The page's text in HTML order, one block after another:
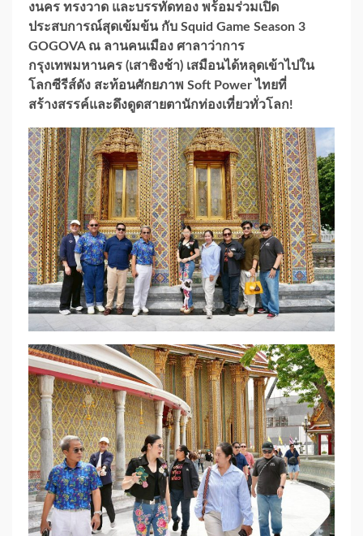
งนคร ทรงวาด และบรรทัดทอง พร้อมร่วมเปิด
ประสบการณ์สุดเข้มข้น กับ Squid Game Season 3
GOGOVA ณ ลานคนเมือง ศาลาว่าการ
กรุงเทพมหานคร (เสาชิงช้า) เสมือนได้หลุดเข้าไปใน
โลกซีรีส์ดัง สะท้อนศักยภาพ Soft Power ไทยที่
สร้างสรรค์และดึงดูดสายตานักท่องเที่ยวทั่วโลก!